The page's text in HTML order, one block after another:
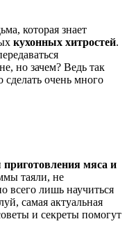
которая знает
кухонных хитростей.
но зачем? Ведь так
очень много
мяса и
таяли, не
всего лишь научиться
самая актуальная
и секреты помогут